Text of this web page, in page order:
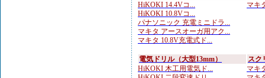
HiKOKI 14.4Vコ...
HiKOKI 10.8Vコ...
パナソニック 充電ミニドラ...
マキタ アースオーガ用アク...
マキタ 10.8V充電式ド...
マキ
電気ドリル（大型13mm）
HiKOKI 木工用電気ド...
スク
マキ